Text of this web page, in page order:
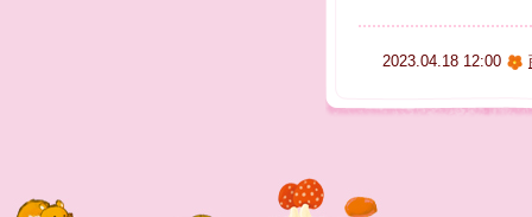
2023.04.18 12:00